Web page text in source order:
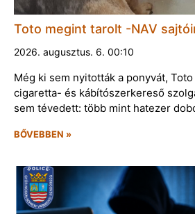
Toto megint tarolt -NAV
2026. augusztus. 6. 00:10
Még ki sem nyitották a ponyvát,
cigaretta- és kábítószerkereső
sem tévedett: több mint hatezer
BŐVEBBEN »